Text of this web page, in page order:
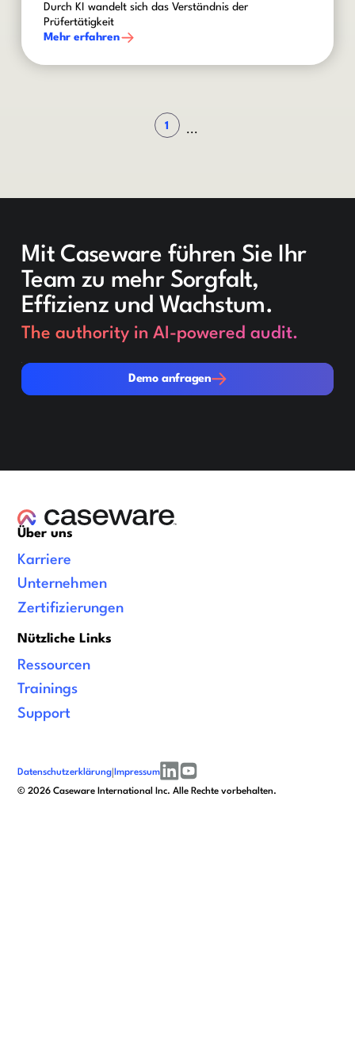
Durch KI wandelt sich das Verständnis der
Prüfertätigkeit
Mehr erfahren
1 ...
Mit Caseware führen Sie Ihr
Team zu mehr Sorgfalt,
Effizienz und Wachstum.
The authority in AI-powered audit.
Demo anfragen
Demo anfragen
Über uns
Karriere
Unternehmen
Zertifizierungen
Nützliche Links
Ressourcen
Trainings
Support
©2026 Caseware International Inc. Alle Rechte vorbehalten.
Datenschutzerklärung | Impressum
linkedinyoutube